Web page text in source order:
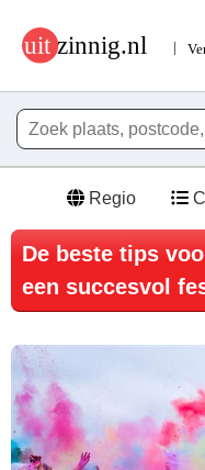
Regio
De beste tips
een succesvol